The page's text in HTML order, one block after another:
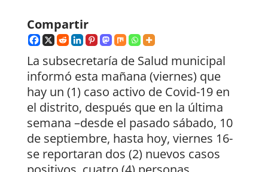
Compartir
La subsecretaría de Salud municipal
informó esta mañana (viernes) que
hay un (1) caso activo de Covid-19 en
el distrito, después que en la última
semana –desde el pasado sábado, 10
de septiembre, hasta hoy, viernes 16-
se reportaran dos (2) nuevos casos